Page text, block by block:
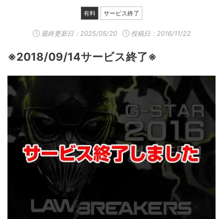
有料 サービス終了
最終更新日： 2025/05/20 投稿日：2016/11/22
※2018/09/14サービス終了※